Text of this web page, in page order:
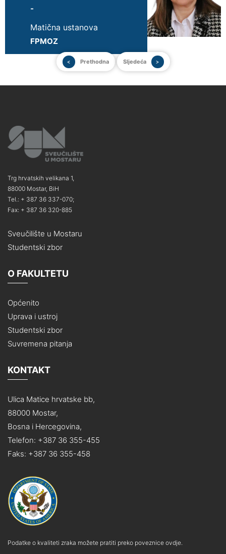
-
Matična ustanova
FPMOZ
Prethodna Sljedeća
Trg hrvatskih velikana 1,
88000 Mostar, BiH
Tel.: + 387 36 337-070;
Fax: + 387 36 320-885
Sveučilište u Mostaru
Studentski zbor
O FAKULTETU
Općenito
Uprava i ustroj
Studentski zbor
Suvremena pitanja
KONTAKT
Ulica Matice hrvatske bb,
88000 Mostar,
Bosna i Hercegovina,
Telefon: +387 36 355-455
Faks: +387 36 355-458
Podatke o kvaliteti zraka možete pratiti preko poveznice ovdje.